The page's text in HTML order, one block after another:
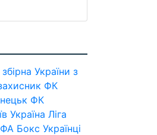
України з
ФК
ФК
Україна Ліга
Бокс Українці